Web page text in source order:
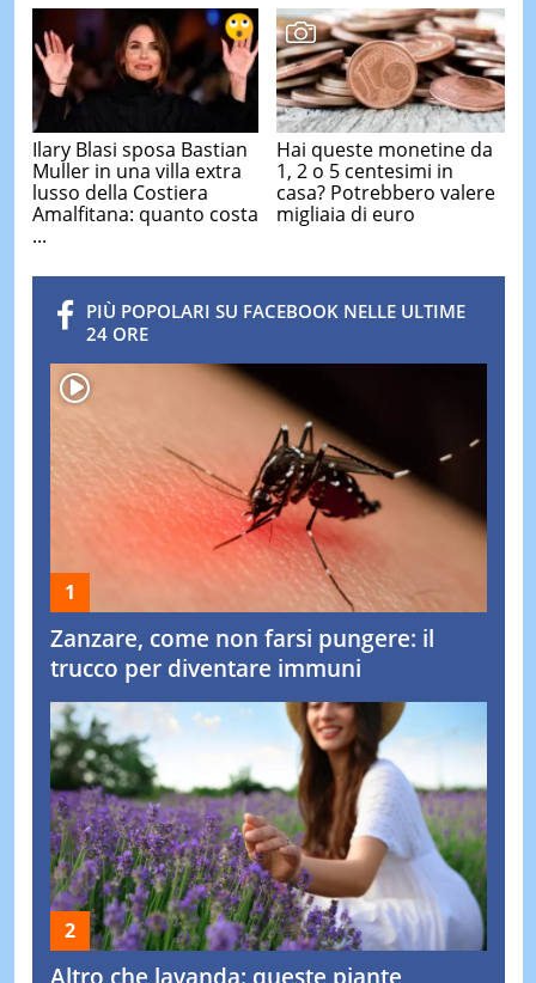
Ilary Blasi sposa Bastian
Muller in una villa extra
lusso della Costiera
Amalfitana: quanto costa
...
Hai queste monetine da
1, 2 o 5 centesimi in
casa? Potrebbero valere
migliaia di euro
PIÙ POPOLARI SU FACEBOOK NELLE ULTIME
24 ORE
Zanzare, come non farsi pungere: il
trucco per diventare immuni
Altro che lavanda: queste piante